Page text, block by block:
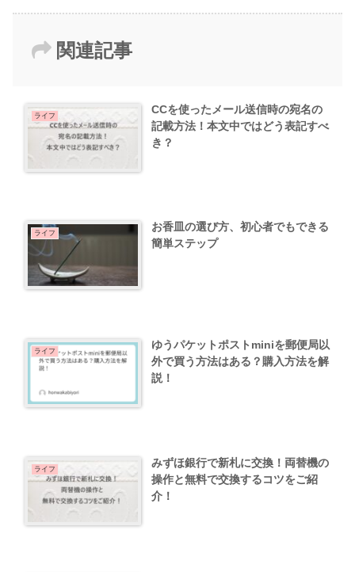
関連記事
ライフ
CCを使ったメール送信時の宛名の
記載方法！本文中ではどう表記すべ
き？
ライフ
お香皿の選び方、初心者でもできる
簡単ステップ
ライフ
ゆうパケットポストminiを郵便局以
外で買う方法はある？購入方法を解
説！
ライフ
みずほ銀行で新札に交換！両替機の
操作と無料で交換するコツをご紹
介！